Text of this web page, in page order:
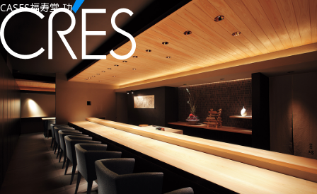
CASES福寿堂 功